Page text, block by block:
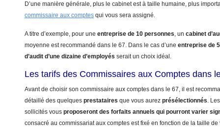
D’une manière générale, plus le cabinet est à taille humaine, plus
commissaire aux comptes qui vous sera assigné.
A titre d’exemple, pour une entreprise de 10 personnes, un cabinet
moyenne est recommandé dans le 67. Dans le cas d’une entreprise de
d’audit d’une dizaine d’employés serait un choix idéal.
Les tarifs des Commissaires aux Comptes dans
Avant de choisir son commissaire aux comptes dans le 67, il est
détaillé des quelques prestataires que vous aurez présélectionnés.
sollicités vous proposeront des forfaits annuels qui pourront varier
consacré au commissariat aux comptes est fixé en fonction de la taille